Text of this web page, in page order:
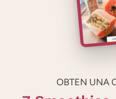
OBTEN UNA